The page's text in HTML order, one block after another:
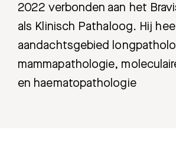
2022 verbonden aan het
als Klinisch Pathaloog. Hij
aandachtsgebied
mammapathologie,
en haematopathologie